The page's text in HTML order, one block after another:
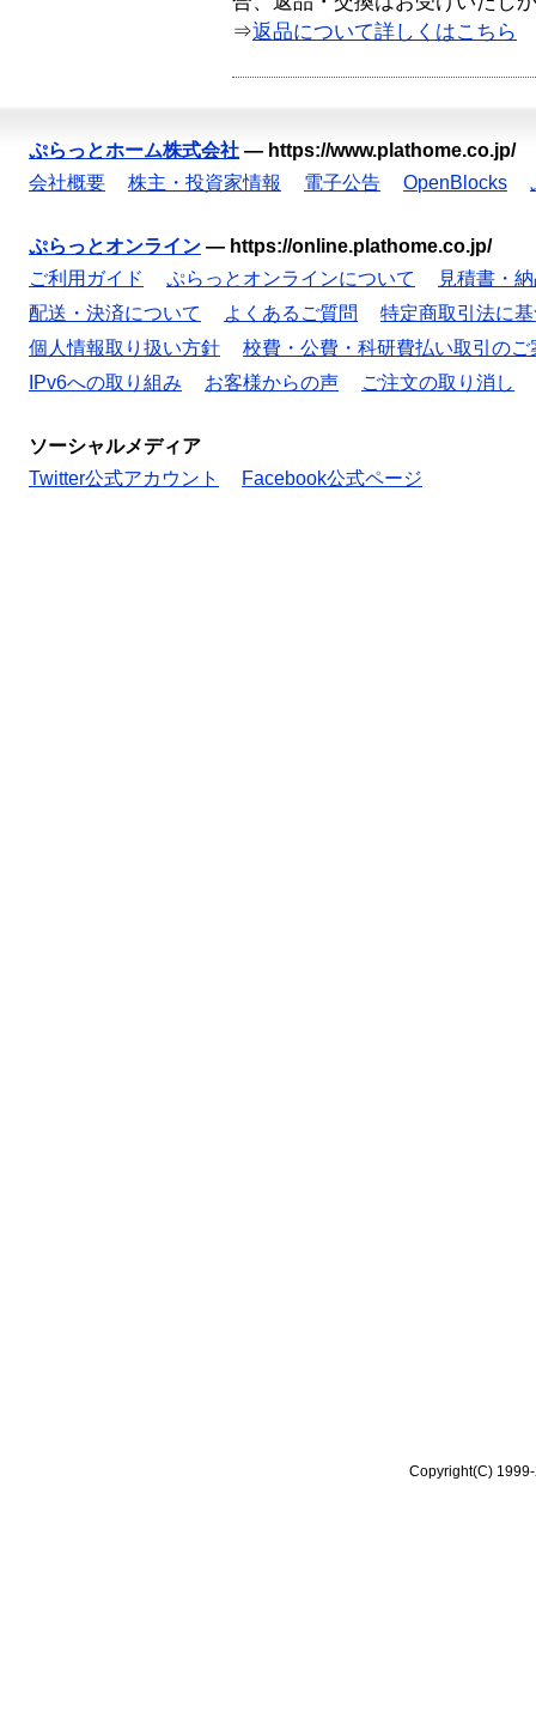
⇒返品について詳しくはこちら
ぷらっとホーム株式会社 — https://www.plathome.co.jp/
会社概要
株主・投資家情報 電子公告 OpenBlocks
ぷらっとオンライン — https://online.plathome.co.jp/
ご利用ガイド
ぷらっとオンラインについて
見積書・
配送・決済について
よくあるご質問
特定商取引法に
個人情報取り扱い方針
校費・公費・科研費払い取引のご
IPv6への取り組み
お客様からの声 ご注文の取り消し
ソーシャルメディア
Twitter公式アカウント
Facebook公式ページ
Copyright(C)